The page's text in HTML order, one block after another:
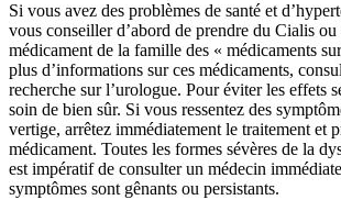
Si vous avez des problèmes de santé et
vous conseiller d’abord de prendre du Cialis ou
médicament de la famille des « médicaments
plus d’informations sur ces médicaments,
recherche sur l’urologue. Pour éviter les effets
soin de bien sûr. Si vous ressentez des
vertige, arrêtez immédiatement le traitement et
médicament. Toutes les formes sévères de la
est impératif de consulter un médecin
symptômes sont gênants ou persistants.